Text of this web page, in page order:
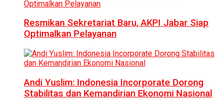
Resmikan Sekretariat Baru, AKPI Jabar Siap
Optimalkan Pelayanan
Andi Yuslim: Indonesia Incorporate Dorong
Stabilitas dan Kemandirian Ekonomi Nasional